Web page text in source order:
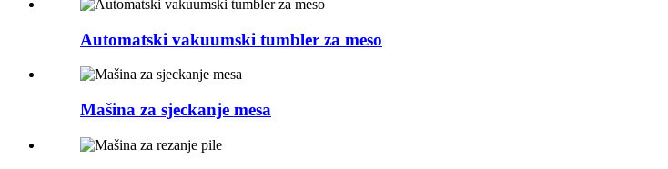
Automatski vakuumski tumbler za meso
Mašina za sjeckanje mesa